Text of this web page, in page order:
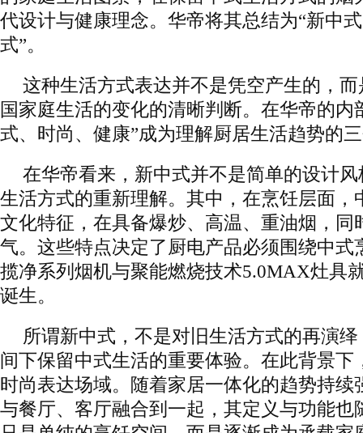
代设计与健康理念。华帝将其总结为“新中
式”。
这种生活方式表达并不是凭空产生的，
国家庭生活的变化的清晰判断。在华帝的内
式、时尚、健康”成为理解厨居生活趋势的
在华帝看来，新中式并不是简单的设计
生活方式的重新理解。其中，在烹饪层面，
文化特征，在具备爆炒、高温、重油烟，同
气。这些特点决定了厨电产品必须围绕中式
揽净系列烟机与聚能燃烧技术5.0MAX灶具
诞生。
所谓新中式，不是对旧生活方式的再演
间下保留中式生活的重要体验。在此背景下
时尚表达场域。随着家居一体化的趋势持续
与餐厅、客厅融合到一起，其定义与功能也